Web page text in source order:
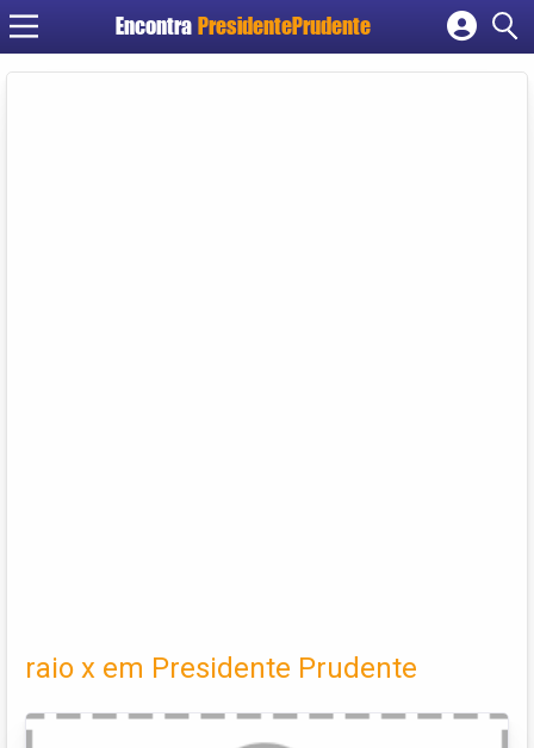
Encontra PresidentePrudente
Cadastrar empresa
raio x em Presidente Prudente